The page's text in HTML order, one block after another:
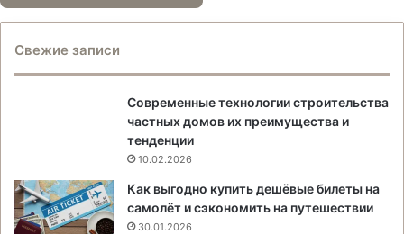
Свежие записи
Современные технологии строительства
частных домов их преимущества и
тенденции
10.02.2026
Как выгодно купить дешёвые билеты на
самолёт и сэкономить на путешествии
30.01.2026